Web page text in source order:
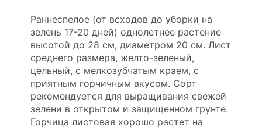
Раннеспелое (от всходов до уборки на
зелень 17-20 дней) однолетнее растение
высотой до 28 см, диаметром 20 см. Лист
среднего размера, желто-зеленый,
цельный, с мелкозубчатым краем, с
приятным горчичным вкусом. Сорт
рекомендуется для выращивания свежей
зелени в открытом и защищенном грунте.
Горчица листовая хорошо растет на